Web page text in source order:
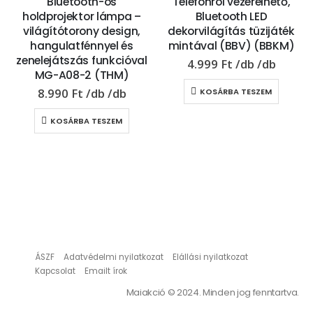
holdprojektor lámpa –
világítótorony design,
hangulatfénnyel és
zenelejátszás funkcióval
MG-A08-2 (THM)
8.990 Ft
KOSÁRBA TESZEM
Bluetooth LED
dekorvilágítás tüzijáték
mintával (BBV) (BBKM)
4.999 Ft
KOSÁRBA TESZEM
ÁSZF Adatvédelmi nyilatkozat
Elállási nyilatkozat
Kapcsolat
Emailt írok
Maiakció © 2024. Minden jog fenntartva.